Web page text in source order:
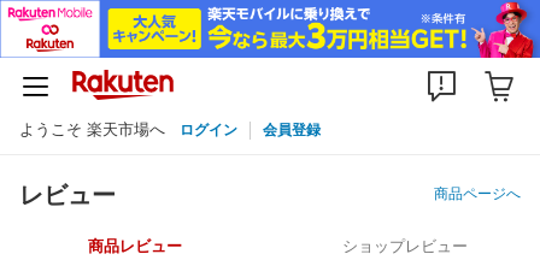
ようこそ 楽天市場へ ログイン 会員登録
レビュー 商品ページへ
商品レビュー ショップレビュー